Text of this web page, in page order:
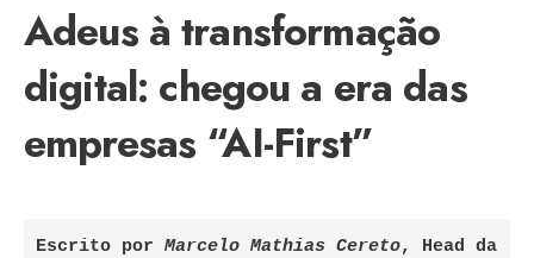
Adeus à transformação
digital: chegou a era das
empresas “AI-First”
Escrito por Marcelo Mathias Cereto, Head da